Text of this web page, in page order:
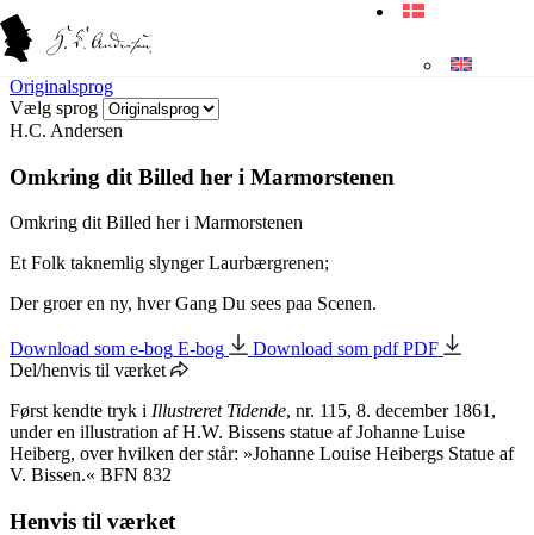
Originalsprog
Vælg sprog
H.C. Andersen
Omkring dit Billed her i Marmorstenen
Omkring dit Billed her i Marmorstenen
Et Folk taknemlig slynger Laurbærgrenen;
Der groer en ny, hver Gang Du sees paa Scenen.
Download som e-bog E-bog Download som pdf PDF
Del/henvis til værket
Først kendte tryk i Illustreret Tidende, nr. 115, 8. december 1861,
under en illustration af H.W. Bissens statue af Johanne Luise
Heiberg, over hvilken der står: »Johanne Louise Heibergs Statue af
V. Bissen.« BFN 832
Henvis til værket